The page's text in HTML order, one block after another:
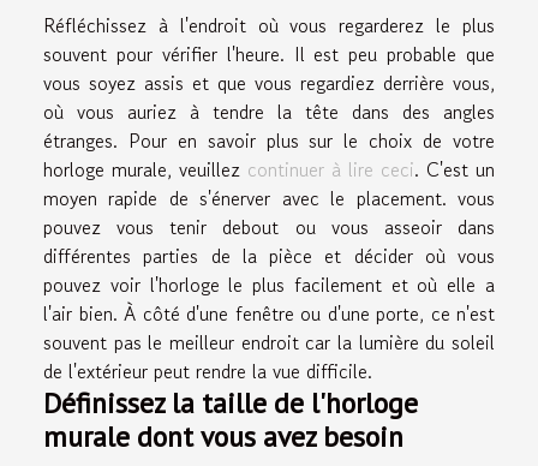
Réfléchissez à l'endroit où vous regarderez le plus
souvent pour vérifier l'heure. Il est peu probable que
vous soyez assis et que vous regardiez derrière vous,
où vous auriez à tendre la tête dans des angles
étranges. Pour en savoir plus sur le choix de votre
horloge murale, veuillez continuer à lire ceci. C'est un
moyen rapide de s'énerver avec le placement. vous
pouvez vous tenir debout ou vous asseoir dans
différentes parties de la pièce et décider où vous
pouvez voir l'horloge le plus facilement et où elle a
l'air bien. À côté d'une fenêtre ou d'une porte, ce n'est
souvent pas le meilleur endroit car la lumière du soleil
de l'extérieur peut rendre la vue difficile.
Définissez la taille de l'horloge
murale dont vous avez besoin